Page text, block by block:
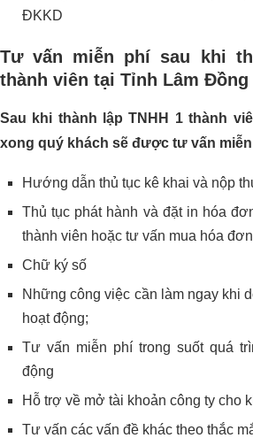
ĐKKD
Tư vấn miễn phí sau khi
thành viên tại Tỉnh Lâm Đồng
Sau khi thành lập TNHH 1 thành
xong quý khách sẽ được tư vấn
Hướng dẫn thủ tục kê khai và nộp
Thủ tục phát hành và đặt in hóa
thành viên hoặc tư vấn mua hóa
Chữ ký số
Những công việc cần làm ngay khi
hoạt động;
Tư vấn miễn phí trong suốt quá
động
Hỗ trợ về mở tài khoản công ty cho
Tư vấn các vấn đề khác theo thắc